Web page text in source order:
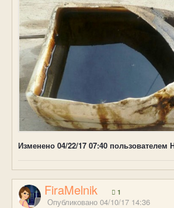
Изменено 04/22/17 07:40 пользователем
FiraMelnik 1
Опубликовано 04/10/17 14:36